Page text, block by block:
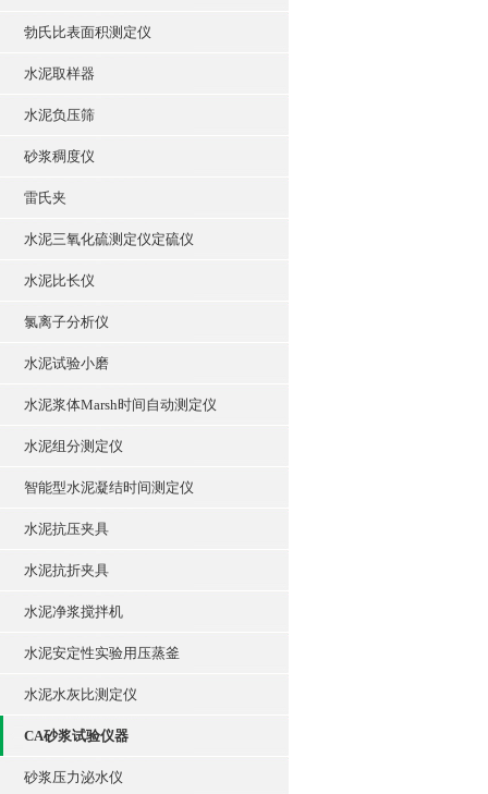
勃氏比表面积测定仪
水泥取样器
水泥负压筛
砂浆稠度仪
雷氏夹
水泥三氧化硫测定仪定硫仪
水泥比长仪
氯离子分析仪
水泥试验小磨
水泥浆体Marsh时间自动测定仪
水泥组分测定仪
智能型水泥凝结时间测定仪
水泥抗压夹具
水泥抗折夹具
水泥净浆搅拌机
水泥安定性实验用压蒸釜
水泥水灰比测定仪
CA砂浆试验仪器
砂浆压力泌水仪